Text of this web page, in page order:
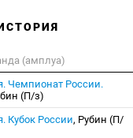
(амплуа)
Чемпионат России.
(П/з)
Кубок России, Рубин (П/